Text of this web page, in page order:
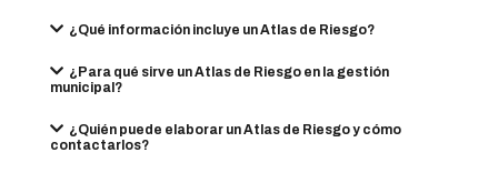
¿Qué información incluye un Atlas de Riesgo?
¿Para qué sirve un Atlas de Riesgo en la gestión
municipal?
¿Quién puede elaborar un Atlas de Riesgo y cómo
contactarlos?